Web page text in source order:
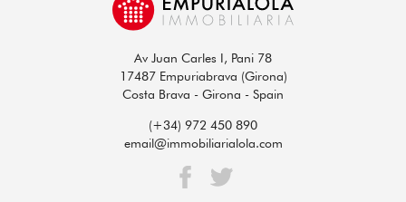
Av Juan Carles I, Pani 78
17487 Empuriabrava (Girona)
Costa Brava - Girona - Spain
(+34) 972 450 890
email@immobiliarialola.com